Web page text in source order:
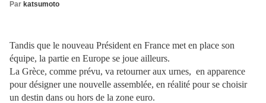
Par katsumoto
Tandis que le nouveau Président en France met en place son
équipe, la partie en Europe se joue ailleurs.
La Grèce, comme prévu, va retourner aux urnes, en apparence
pour désigner une nouvelle assemblée, en réalité pour se choisir
un destin dans ou hors de la zone euro.